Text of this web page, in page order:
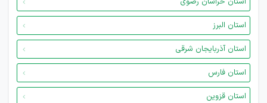
استان البرز
استان آذربایجان شرقی
استان فارس
استان قزوین